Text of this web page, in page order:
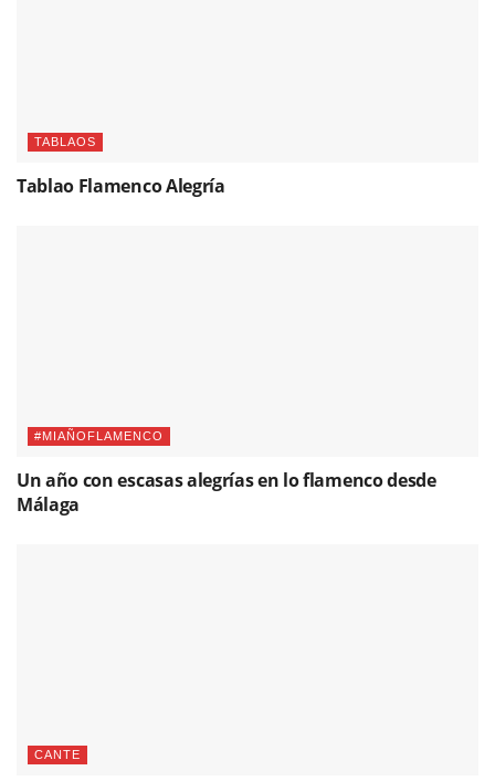
TABLAOS
Tablao Flamenco Alegría
#MIAÑOFLAMENCO
Un año con escasas alegrías en lo flamenco desde
Málaga
CANTE